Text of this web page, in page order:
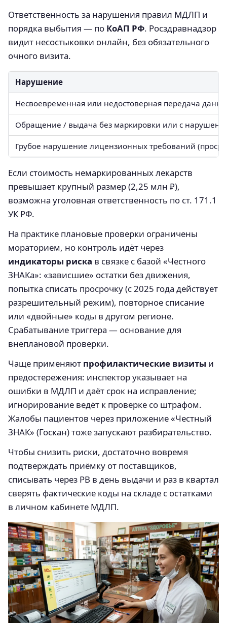
Ответственность за нарушения правил МДЛП и
порядка выбытия — по КоАП РФ. Росздравнадзор
видит несостыковки онлайн, без обязательного
очного визита.
Нарушение
Несвоевременная или недостоверная передача
Обращение / выдача без маркировки или с
Грубое нарушение лицензионных требований
Если стоимость немаркированных лекарств
превышает крупный размер (2,25 млн ₽),
возможна уголовная ответственность по ст. 171.1
УК РФ.
На практике плановые проверки ограничены
мораторием, но контроль идёт через
индикаторы риска в связке с базой «Честного
ЗНАКа»: «зависшие» остатки без движения,
попытка списать просрочку (с 2025 года действует
разрешительный режим), повторное списание
или «двойные» коды в другом регионе.
Срабатывание триггера — основание для
внеплановой проверки.
Чаще применяют профилактические визиты и
предостережения: инспектор указывает на
ошибки в МДЛП и даёт срок на исправление;
игнорирование ведёт к проверке со штрафом.
Жалобы пациентов через приложение «Честный
ЗНАК» (Госкан) тоже запускают разбирательство.
Чтобы снизить риски, достаточно вовремя
подтверждать приёмку от поставщиков,
списывать через РВ в день выдачи и раз в квартал
сверять фактические коды на складе с остатками
в личном кабинете МДЛП.